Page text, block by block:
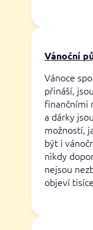
Vánoční
Vánoce
přináší,
finančními
a dárky
možností,
být i
nikdy
nejsou
objeví